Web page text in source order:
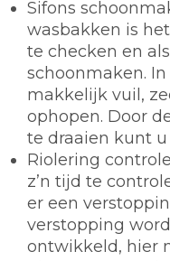
Sifons
wasbakken is
te checken en
schoonmaken.
makkelijk vuil,
ophopen. Door
te draaien kunt
Riolering
z’n tijd te
er een
verstopping
ontwikkeld, hier